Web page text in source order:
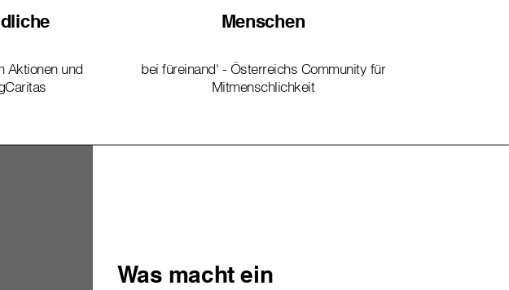
Aktionen und
Menschen
bei füreinand' - Österreichs Community für
Mitmenschlichkeit
Was macht ein